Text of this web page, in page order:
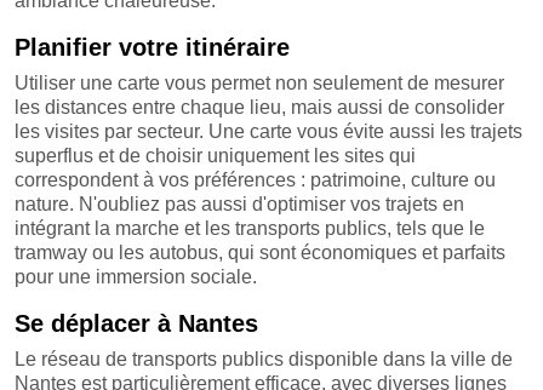
Planifier votre itinéraire
Utiliser une carte vous permet non seulement de mesurer
les distances entre chaque lieu, mais aussi de consolider
les visites par secteur. Une carte vous évite aussi les trajets
superflus et de choisir uniquement les sites qui
correspondent à vos préférences : patrimoine, culture ou
nature. N'oubliez pas aussi d'optimiser vos trajets en
intégrant la marche et les transports publics, tels que le
tramway ou les autobus, qui sont économiques et parfaits
pour une immersion sociale.
Se déplacer à Nantes
Le réseau de transports publics disponible dans la ville de
Nantes est particulièrement efficace, avec diverses lignes